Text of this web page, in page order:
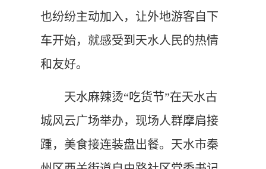
也纷纷主动加入，让外地游客自下
车开始，就感受到天水人民的热情
和友好。
天水麻辣烫“吃货节”在天水古
城风云广场举办，现场人群摩肩接
踵，美食接连装盘出餐。天水市秦